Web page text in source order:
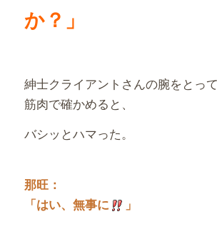
か？」
紳士クライアントさんの腕をとって
筋肉で確かめると、
バシッとハマった。
那旺：
「はい、無事に
」